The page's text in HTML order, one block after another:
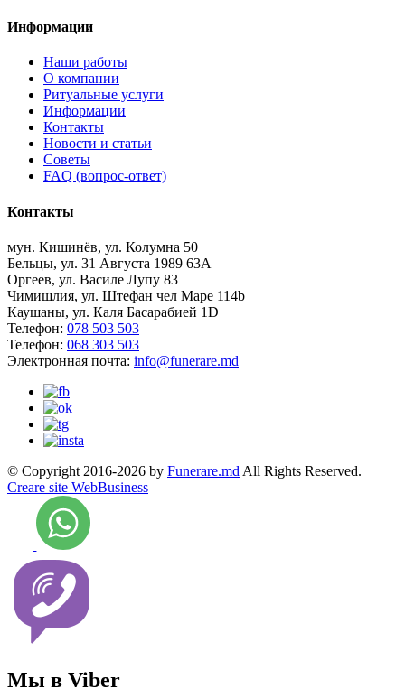
Информации
Наши работы
О компании
Ритуальные услуги
Информации
Контакты
Новости и статьи
Советы
FAQ (вопрос-ответ)
Контакты
мун. Кишинёв, ул. Колумна 50
Бельцы, ул. 31 Августа 1989 63А
Оргеев, ул. Василе Лупу 83
Чимишлия, ул. Штефан чел Маре 114b
Каушаны, ул. Каля Басарабией 1D
Телефон: 078 503 503
Телефон: 068 303 503
Электронная почта: info@funerare.md
© Copyright 2016-2026 by Funerare.md All Rights Reserved.
Creare site WebBusiness
Мы в Viber